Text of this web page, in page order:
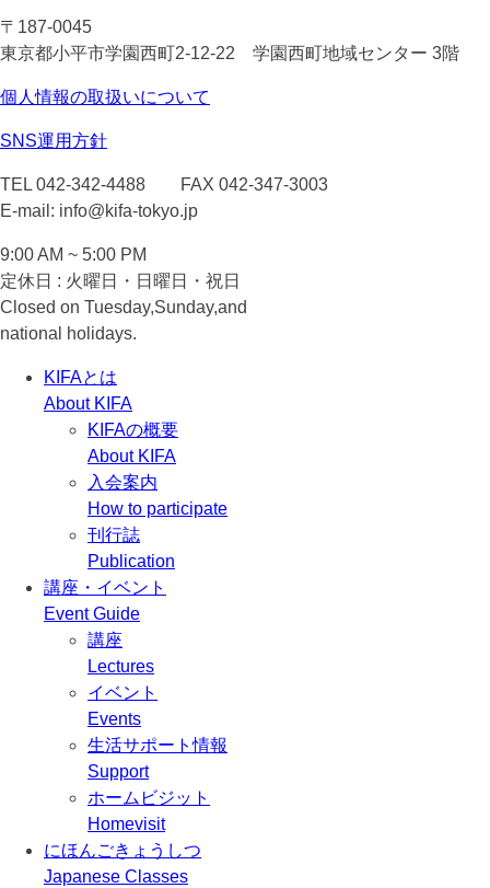
〒187-0045
東京都小平市学園西町2-12-22 学園西町地域センター 3階
個人情報の取扱いについて
SNS運用方針
TEL 042-342-4488 FAX 042-347-3003
E-mail: info@kifa-tokyo.jp
9:00 AM ~ 5:00 PM
定休日 : 火曜日・日曜日・祝日
Closed on Tuesday,Sunday,and
national holidays.
KIFAとは
About KIFA
KIFAの概要
About KIFA
入会案内
How to participate
刊行誌
Publication
講座・イベント
Event Guide
講座
Lectures
イベント
Events
生活サポート情報
Support
ホームビジット
Homevisit
にほんごきょうしつ
Japanese Classes